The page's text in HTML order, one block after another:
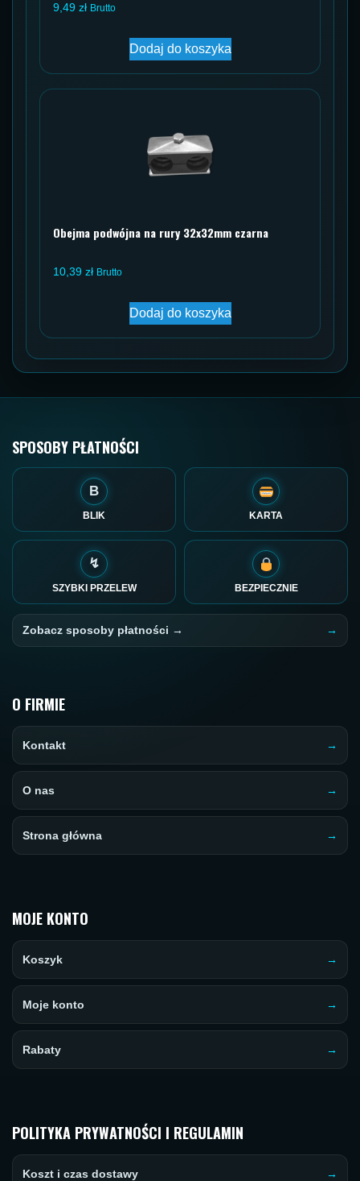
9,49 zł Brutto
Dodaj do koszyka
Obejma podwójna na rury 32x32mm czarna
10,39 zł Brutto
Dodaj do koszyka
SPOSOBY PŁATNOŚCI
B
BLIK KARTA
↯
SZYBKI PRZELEW BEZPIECZNIE
Zobacz sposoby płatności →
O FIRMIE
Kontakt
O nas
Strona główna
MOJE KONTO
Koszyk
Moje konto
Rabaty
POLITYKA PRYWATNOŚCI I REGULAMIN
Koszt i czas dostawy